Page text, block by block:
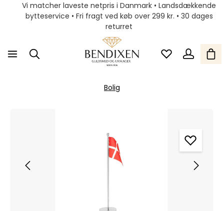
Vi matcher laveste netpris i Danmark • Landsdækkende
bytteservice • Fri fragt ved køb over 299 kr. • 30 dages
returret
Bolig